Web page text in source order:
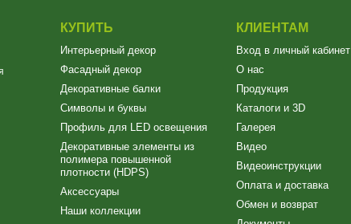
КУПИТЬ
Интерьерный декор
Фасадный декор
Декоративные балки
Символы и буквы
Профиль для LED освещения
Декоративные элементы из
полимера повышенной
плотности (HDPS)
Аксессуары
Наши коллекции
КЛИЕНТАМ
Вход в личный кабинет
О нас
Продукция
Каталоги и 3D
Галерея
Видео
Видеоинструкции
Оплата и доставка
Обмен и возврат